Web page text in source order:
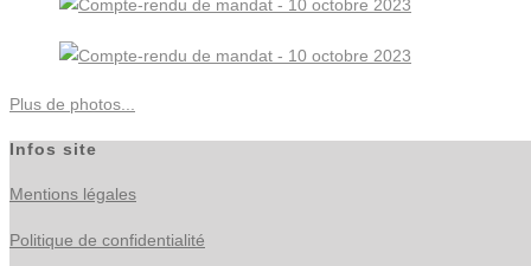
Plus de photos...
Infos site
Mentions légales
Politique de confidentialité